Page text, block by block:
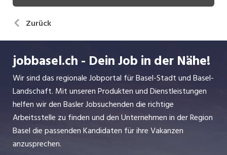
Zurück
jobbasel.ch - Dein Job in der Nähe!
Wir sind das regionale Jobportal für Basel-Stadt und Basel-
Landschaft. Mit unseren Produkten und Dienstleistungen
helfen wir den Basler Jobsuchenden die richtige
Arbeitsstelle zu finden und den Unternehmen in der Region
Basel die passenden Kandidaten für ihre Vakanzen
anzusprechen.